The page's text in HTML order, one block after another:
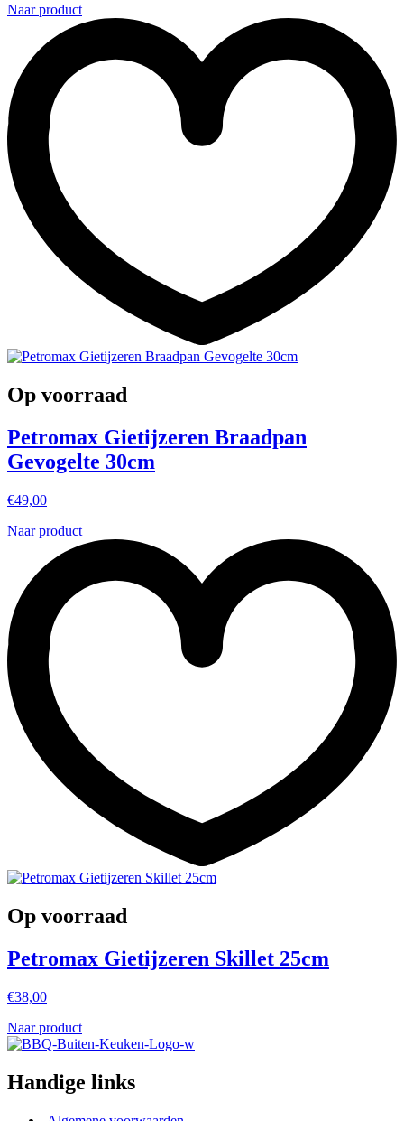
Naar product
Op voorraad
Petromax Gietijzeren Braadpan
Gevogelte 30cm
€49,00
Naar product
Op voorraad
Petromax Gietijzeren Skillet 25cm
€38,00
Naar product
Handige links